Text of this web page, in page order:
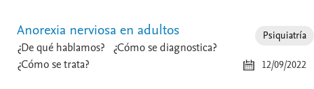
Psiquiatría
12/09/2022
Anorexia nerviosa en adultos
¿De qué hablamos? ¿Cómo se diagnostica?
¿Cómo se trata?